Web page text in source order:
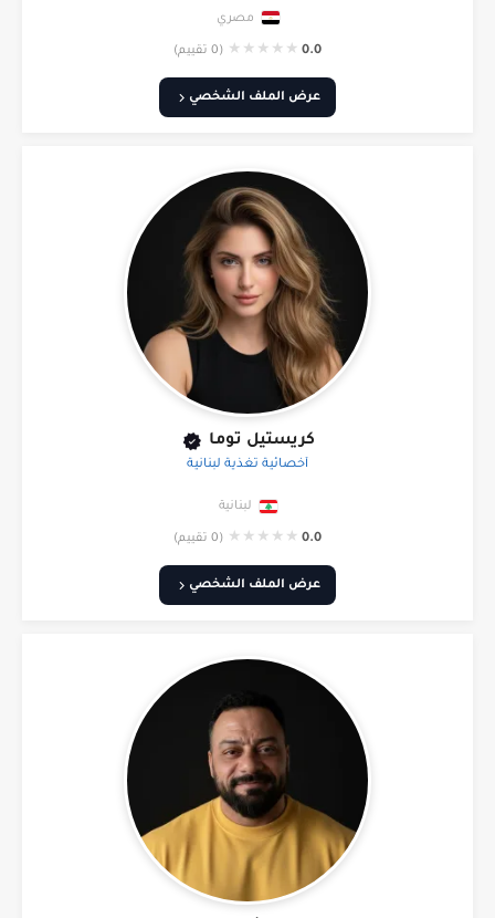
مصري
0.0
★
★
★
★
★ (0 تقييم)
عرض الملف الشخصي
كريستيل توما
أخصائية تغذية لبنانية
لبنانية
0.0
★
★
★
★
★ (0 تقييم)
عرض الملف الشخصي